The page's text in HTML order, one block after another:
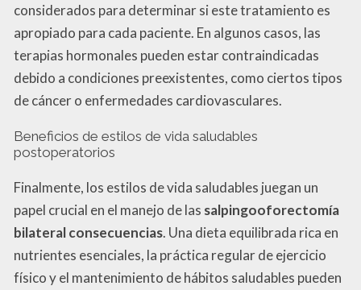
considerados para determinar si este tratamiento es
apropiado para cada paciente. En algunos casos, las
terapias hormonales pueden estar contraindicadas
debido a condiciones preexistentes, como ciertos tipos
de cáncer o enfermedades cardiovasculares.
Beneficios de estilos de vida saludables
postoperatorios
Finalmente, los estilos de vida saludables juegan un
papel crucial en el manejo de las salpingooforectomía
bilateral consecuencias. Una dieta equilibrada rica en
nutrientes esenciales, la práctica regular de ejercicio
físico y el mantenimiento de hábitos saludables pueden